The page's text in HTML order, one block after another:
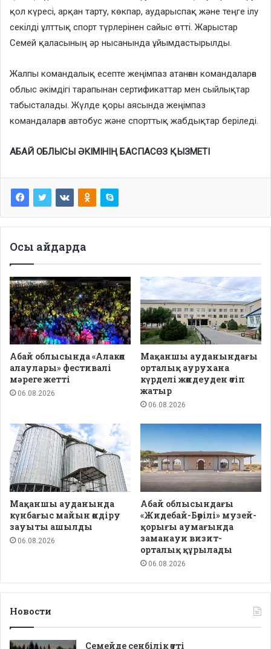
қол күресі, арқан тарту, көкпар, аударыспақ және теңге ілу
секілді ұлттық спорт түрлерінен сайыс өтті. Жарыстар
Семей қаласының әр нысанында ұйымдастырылды.
Жалпы командалық есепте жеңімпаз атанған командаларға
облыс әкімдігі тарапынан сертификаттар мен сыйлықтар
табысталады. Жүлде қоры аясында жеңімпаз
командаларға автобус және спорттық жабдықтар беріледі.
АБАЙ ОБЛЫСЫ ӘКІМІНІҢ БАСПАСӨЗ ҚЫЗМЕТІ
Осы айдарда
Абай облысында «Алакөл
алаулары» фестивалі
мәреге жетті
06.08.2026
Мақаншы ауданындағы
орталық аурухана
күрделі жөндеуден өтіп
жатыр
06.08.2026
Мақаншы ауданында
күнбағыс майын өндіру
зауыты ашылды
06.08.2026
Абай облысындағы
«Жидебай-Бөрілі» музей-
қорығы аумағында
заманауи визит-
орталық құрылады
06.08.2026
Новости
Семейде сенбілік өтті